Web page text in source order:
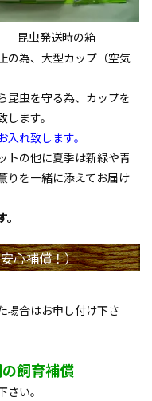
昆虫発送時の箱
の為、大型カップ（空気
昆虫を守る為、カップを
ます。
れ致します。
トの他に夏季は新緑や青
りを一緒に添えてお届け
心補償！）
場合はお申し付け下さ
飼育補償
い。